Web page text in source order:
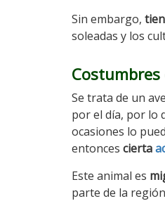
Sin embargo,
soleadas y los
Se trata de un
por el día, por lo
ocasiones lo
entonces cierta
Este animal es
parte de la